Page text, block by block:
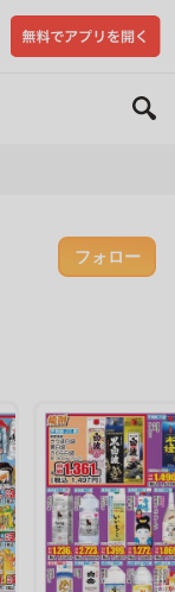
フォロー